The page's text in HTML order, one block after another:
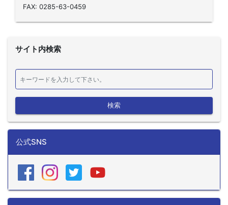
FAX: 0285-63-0459
サイト内検索
検索
公式SNS